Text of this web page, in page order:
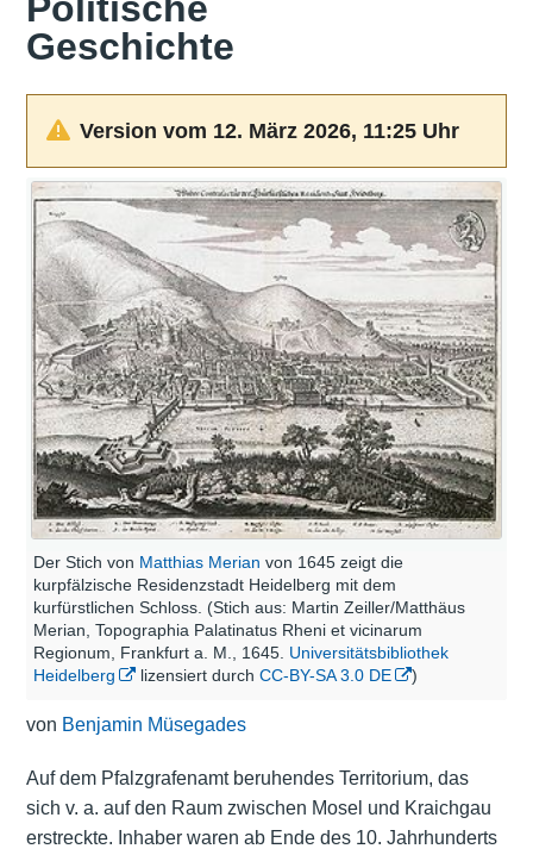
Politische
Geschichte
Version vom 12. März 2026, 11:25 Uhr
Der Stich von Matthias Merian von 1645 zeigt die
kurpfälzische Residenzstadt Heidelberg mit dem
kurfürstlichen Schloss. (Stich aus: Martin Zeiller/Matthäus
Merian, Topographia Palatinatus Rheni et vicinarum
Regionum, Frankfurt a. M., 1645. Universitätsbibliothek
Heidelberg
lizensiert durchCC-BY-SA 3.0 DE )
von Benjamin Müsegades
Auf dem Pfalzgrafenamt beruhendes Territorium, das
sich v. a. auf den Raum zwischen Mosel und Kraichgau
erstreckte. Inhaber waren ab Ende des 10. Jahrhunderts